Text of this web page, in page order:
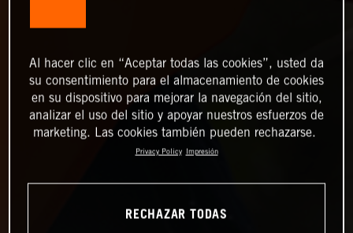
Al hacer clic en “Aceptar todas las cookies”, usted da
su consentimiento para el almacenamiento de cookies
en su dispositivo para mejorar la navegación del sitio,
analizar el uso del sitio y apoyar nuestros esfuerzos de
marketing. Las cookies también pueden rechazarse.
Privacy Policy Impresión
RECHAZAR TODAS